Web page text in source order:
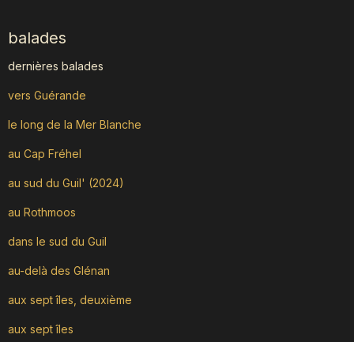
balades
dernières balades
vers Guérande
le long de la Mer Blanche
au Cap Fréhel
au sud du Guil' (2024)
au Rothmoos
dans le sud du Guil
au-delà des Glénan
aux sept îles, deuxième
aux sept îles